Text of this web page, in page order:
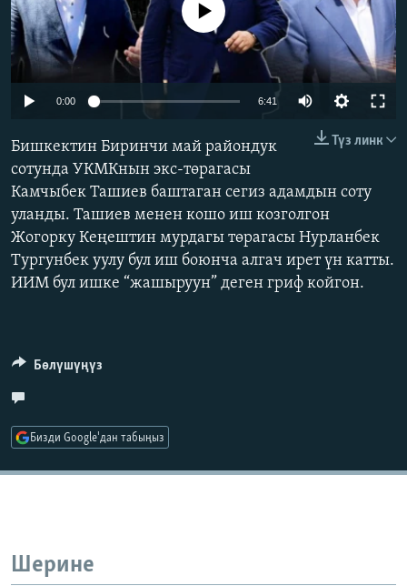
ЭЖЕ-СИҢДИЛЕР
АЗАТТЫК+
ЫҢГАЙСЫЗ СУРООЛОР
ОНЛАЙН ШЕРИНЕ
ЭЕ/АРнун бардык сайттары
480p
720p 1080p
No media source currently available
0:00 6:41
240p
480p
1080p
Түз линк
Бишкектин Биринчи май райондук
сотунда УКМКнын экс-төрагасы
Камчыбек Ташиев баштаган сегиз адамдын соту
уланды. Ташиев менен кошо иш козголгон
Жогорку Кеңештин мурдагы төрагасы Нурланбек
Тургунбек уулу бул иш боюнча алгач ирет үн катты.
ИИМ бул ишке “жашыруун” деген гриф койгон.
Бөлүшүңүз
Бизди Google'дан табыңыз
Шерине